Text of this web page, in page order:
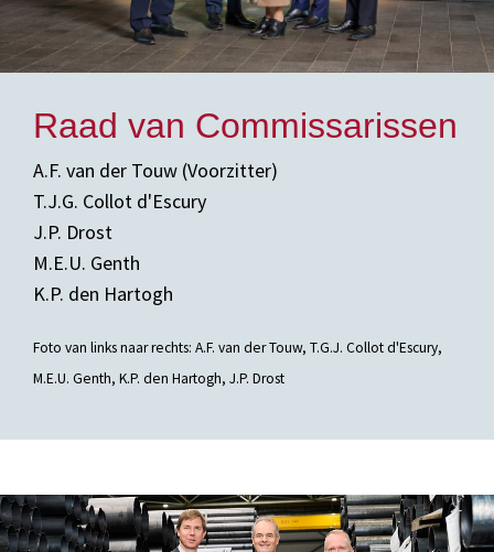
Raad van Commissarissen
A.F. van der Touw (Voorzitter)
T.J.G. Collot d'Escury
J.P. Drost
M.E.U. Genth
K.P. den Hartogh
Foto van links naar rechts: A.F. van der Touw, T.G.J. Collot d'Escury,
M.E.U. Genth, K.P. den Hartogh, J.P. Drost